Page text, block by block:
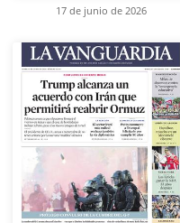
17 de junio de 2026